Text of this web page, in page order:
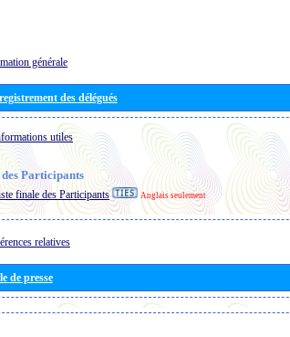
générale
des délégués
utiles
Participants
finale des Participants Anglais seulement
relatives
de presse